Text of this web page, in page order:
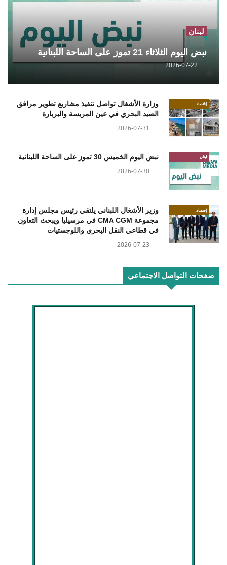
لبنان
نبض اليوم الثلاثاء 21 تموز على الساحة اللبنانية
2026-07-22
إقتصاد
وزارة الأشغال تواصل تنفيذ مشاريع تطوير مرافق
الصيد البحري في عين المريسة والبربارة
2026-07-31
لبنان نبض اليوم الخميس 30 تموز على الساحة اللبنانية
2026-07-30
إقتصاد
وزير الأشغال اللبناني يلتقي رئيس مجلس إدارة
مجموعة CMA CGM في مرسيليا ويبحث التعاون
في قطاعي النقل البحري واللوجستيات
2026-07-23
صفحات التواصل الاجتماعي